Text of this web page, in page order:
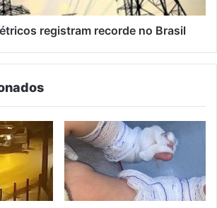
registram recorde no Brasil